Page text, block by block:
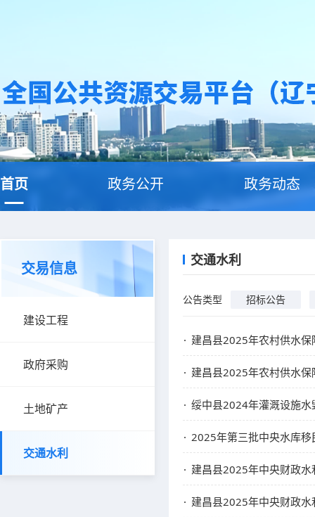
首页 政务公开 政务动态
交易信息
建设工程
政府采购
土地矿产
交通水利
交通水利
公告类型 招标公告
建昌县2025年农村供水
建昌县2025年农村供水
绥中县2024年灌溉设施
2025年第三批中央水库
建昌县2025年中央财政水
建昌县2025年中央财政水